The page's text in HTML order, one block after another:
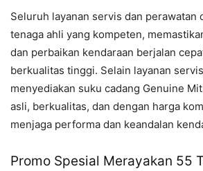
Seluruh layanan servis dan perawatan
tenaga ahli yang kompeten,
dan perbaikan kendaraan berjalan
berkualitas tinggi. Selain layanan
menyediakan suku cadang Genuine
asli, berkualitas, dan dengan harga
menjaga performa dan keandalan
Promo Spesial Merayakan 55